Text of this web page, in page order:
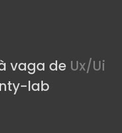
vaga de Ux/Ui
lab